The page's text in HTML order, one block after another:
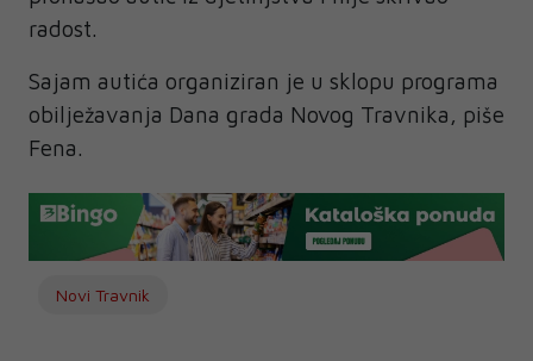
radost.
Sajam autića organiziran je u sklopu programa
obilježavanja Dana grada Novog Travnika, piše
Fena.
Novi Travnik